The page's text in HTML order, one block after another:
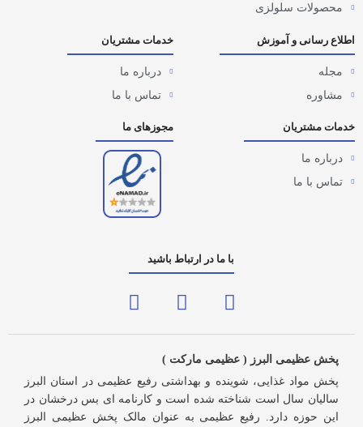
محصولات سلولزی
اطلاع رسانی و آموزش
مجله
مشاوره
خدمات مشتریان
درباره ما
تماس با ما
خدمات مشتریان
درباره ما
تماس با ما
مجوزهای ما
با ما در ارتباط باشید
پخش عظیمی البرز ( عظیمی مارکت )
پخش مواد غذایی، شوینده و بهداشتی رفیع عظیمی در استان البرز
سالیان سال است شناخته شده است و کارنامه ای بس درخشان در
این حوزه دارد. رفیع عظیمی به عنوان مالک پخش عظیمی البرز